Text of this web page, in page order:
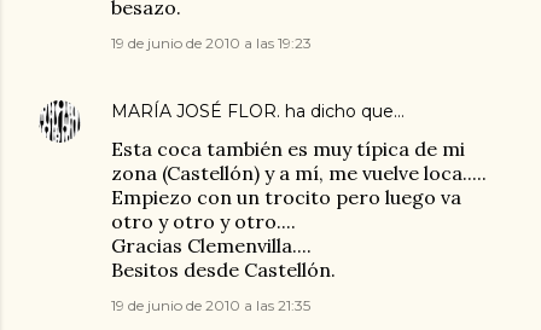
besazo.
19 de junio de 2010 a las 19:23
MARÍA JOSÉ FLOR. ha dicho que…
Esta coca también es muy típica de mi
zona (Castellón) y a mí, me vuelve loca.....
Empiezo con un trocito pero luego va
otro y otro y otro....
Gracias Clemenvilla....
Besitos desde Castellón.
19 de junio de 2010 a las 21:35